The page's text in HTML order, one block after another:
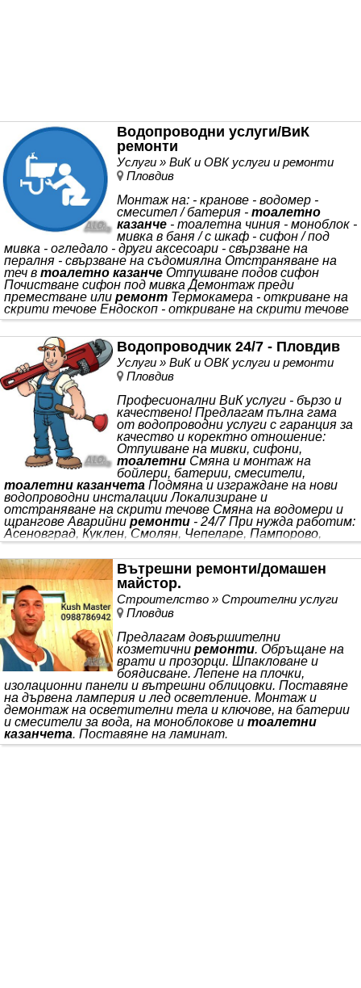
Водопроводни услуги/ВиК
ремонти
Услуги » ВиК и ОВК услуги и ремонти
Пловдив
Монтаж на: - кранове - водомер -
смесител / батерия - тоалетно
казанче - тоалетна чиния - моноблок -
мивка в баня / с шкаф - сифон / под
мивка - огледало - други аксесоари - свързване на
пералня - свързване на съдомиялна Отстраняване на
теч в тоалетно казанче Отпушване подов сифон
Почистване сифон под мивка Демонтаж преди
преместване или ремонт Термокамера - откриване на
скрити течове Ендоскоп - откриване на скрити течове
Водопроводчик 24/7 - Пловдив
Услуги » ВиК и ОВК услуги и ремонти
Пловдив
Професионални ВиК услуги - бързо и
качествено! Предлагам пълна гама
от водопроводни услуги с гаранция за
качество и коректно отношение:
Отпушване на мивки, сифони,
тоалетни Смяна и монтаж на
бойлери, батерии, смесители,
тоалетни казанчета Подмяна и изграждане на нови
водопроводни инсталации Локализиране и
отстраняване на скрити течове Смяна на водомери и
щрангове Аварийни ремонти - 24/7 При нужда работим:
Асеновград, Куклен, Смолян, Чепеларе, Пампорово,
Първомай, Марково, Чирпан, Пазарджик, Карлово,
Сопот, Калофер, Карлово, Сопот, Първомай, Раковски,
Съединение, ХисаряВътрешни ремонти/домашен
майстор.
Строителство » Строителни услуги
Пловдив
Предлагам довършителни
козметични ремонти. Обръщане на
врати и прозорци. Шпакловане и
боядисване. Лепене на плочки,
изолационни панели и вътрешни облицовки. Поставяне
на дървена ламперия и лед осветление. Монтаж и
демонтаж на осветителни тела и ключове, на батерии
и смесители за вода, на моноблокове и тоалетни
казанчета. Поставяне на ламинат.